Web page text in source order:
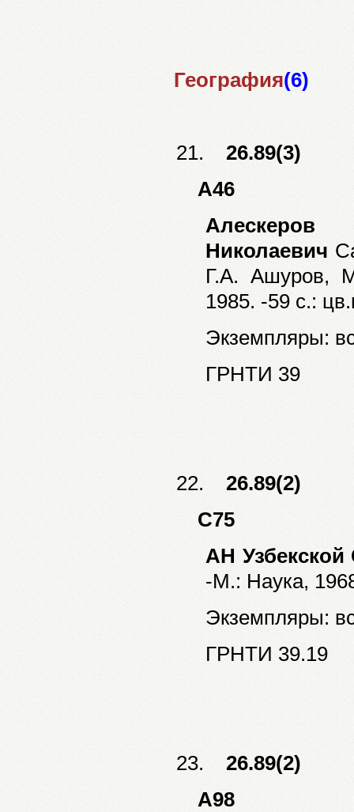
География(6)
21.26.89(3)
А46
Николаевич
Г.А. Ашуров,
1985. -59 с.:
Экземпляры:
ГРНТИ 39
22.26.89(2)
С75
АН
-М.: Наука,
Экземпляры:
ГРНТИ 39.19
23.26.89(2)
А98